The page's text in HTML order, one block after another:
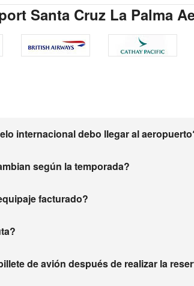
Santa Cruz La Palma
internacional debo llegar al
según la temporada?
facturado?
de avión después de realizar la